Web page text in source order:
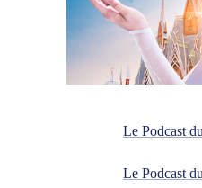
Le Podcast
Le Podcast